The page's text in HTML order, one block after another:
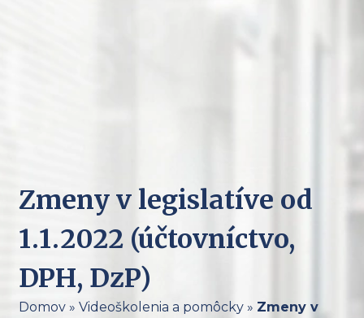
Zmeny v legislatíve od
1.1.2022 (účtovníctvo,
DPH, DzP)
Domov» Videoškolenia a pomôcky» Zmeny v